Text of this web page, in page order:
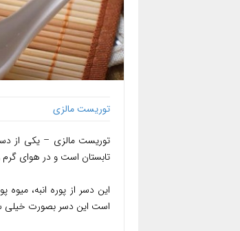
توریست مالزی
توریست مالزی – یکی از
تابستان است و در هوای
این دسر از پوره انبه،
است این دسر بصورت خیلی